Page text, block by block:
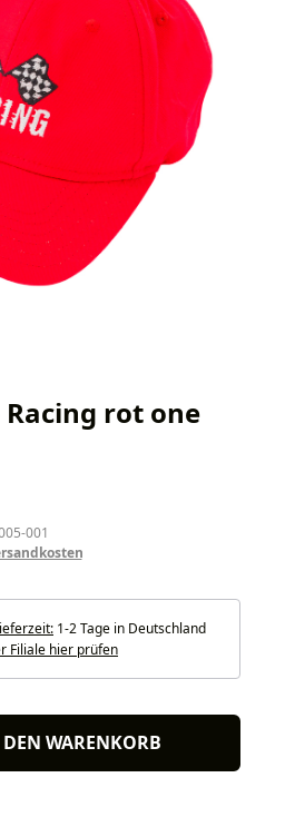
Racing rot one
001
1-2 Tage in Deutschland
Filiale hier prüfen
WARENKORB